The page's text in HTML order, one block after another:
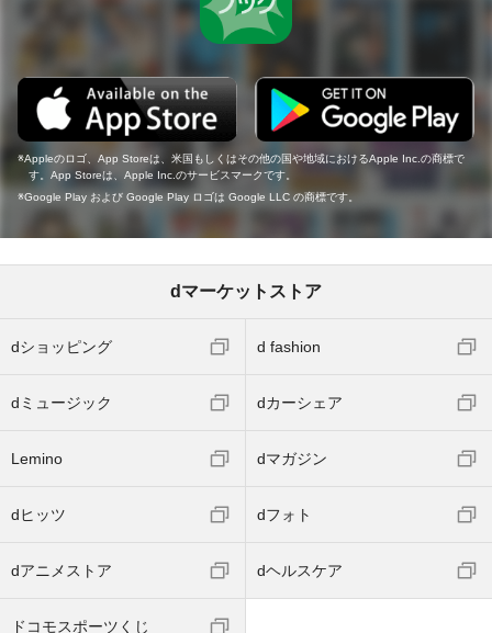
Appleのロゴ、App Storeは、米国もしくはその他の国や地域におけるApple Inc.の商標で
す。App Storeは、Apple Inc.のサービスマークです。
Google Play および Google Play ロゴは Google LLC の商標です。
dマーケットストア
dショッピング d fashion
dミュージック dカーシェア
Lemino dマガジン
dヒッツ dフォト
dアニメストア dヘルスケア
ドコモスポーツくじ